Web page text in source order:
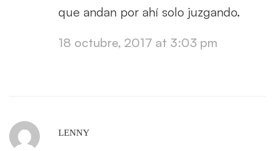
que andan por ahí solo juzgando.
18 octubre, 2017 at 3:03 pm
LENNY